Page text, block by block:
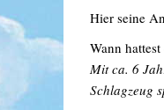
Hier seine
Wann
Mit ca. 6
Schlagzeug